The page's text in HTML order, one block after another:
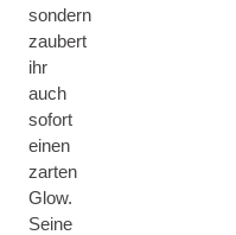
sondern
zaubert
ihr
auch
sofort
einen
zarten
Glow.
Seine